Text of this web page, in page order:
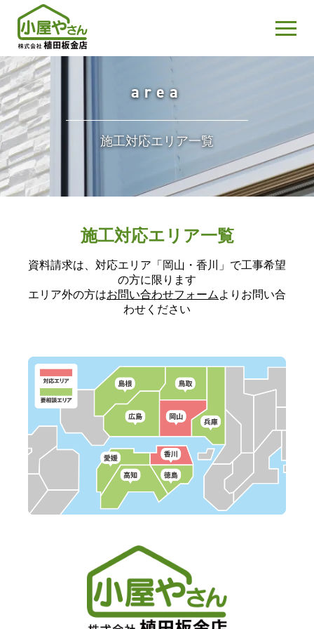
area
施工対応エリア一覧
施工対応エリア一覧
資料請求は、対応エリア「岡山・香川」で工事希望
の方に限ります
エリア外の方はお問い合わせフォーム よりお問い合
わせください